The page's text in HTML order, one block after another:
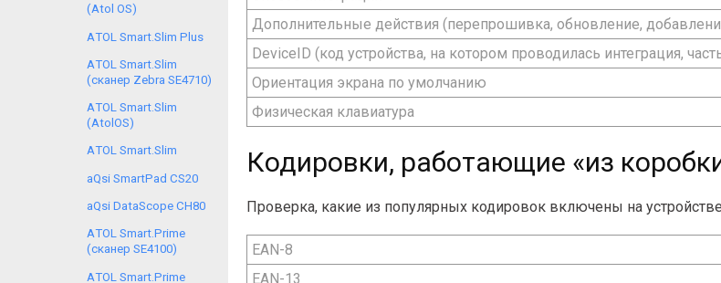
(Atol OS)
АTOL Smart.Slim Plus
АTOL Smart.Slim
(сканер Zebra SE4710)
АTOL Smart.Slim
(AtolOS)
АTOL Smart.Slim
aQsi SmartPad CS20
aQsi DataScope CH80
АTOL Smart.Prime
(сканер SE4100)
АTOL Smart.Prime
Дополнительные действия (перепрошивка, обновление,
DeviceID (код устройства, на котором проводилась интеграция,
Ориентация экрана по умолчанию
Физическая клавиатура
Кодировки, работающие «из
Проверка, какие из популярных кодировок включены на
EAN-8
EAN-13